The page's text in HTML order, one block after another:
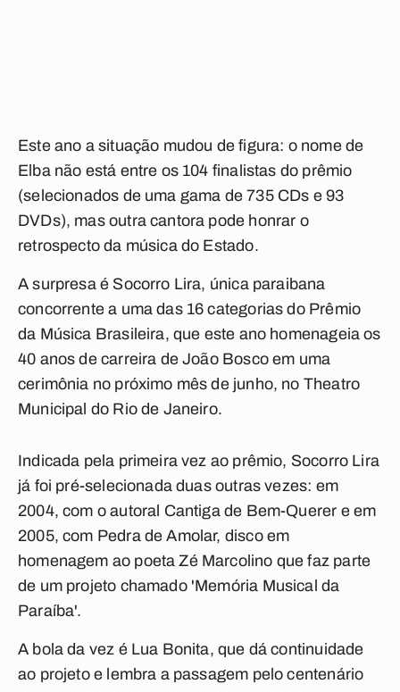
Este ano a situação mudou de figura: o nome de
Elba não está entre os 104 finalistas do prêmio
(selecionados de uma gama de 735 CDs e 93
DVDs), mas outra cantora pode honrar o
retrospecto da música do Estado.
A surpresa é Socorro Lira, única paraibana
concorrente a uma das 16 categorias do Prêmio
da Música Brasileira, que este ano homenageia os
40 anos de carreira de João Bosco em uma
cerimônia no próximo mês de junho, no Theatro
Municipal do Rio de Janeiro.
Indicada pela primeira vez ao prêmio, Socorro Lira
já foi pré-selecionada duas outras vezes: em
2004, com o autoral Cantiga de Bem-Querer e em
2005, com Pedra de Amolar, disco em
homenagem ao poeta Zé Marcolino que faz parte
de um projeto chamado 'Memória Musical da
Paraíba'.
A bola da vez é Lua Bonita, que dá continuidade
ao projeto e lembra a passagem pelo centenário